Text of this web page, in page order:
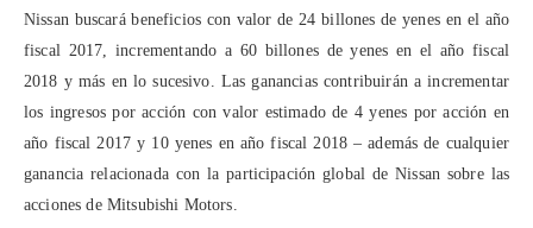
Nissan buscará beneficios con valor de 24 billones de yenes en el año
fiscal 2017, incrementando a 60 billones de yenes en el año fiscal
2018 y más en lo sucesivo. Las ganancias contribuirán a incrementar
los ingresos por acción con valor estimado de 4 yenes por acción en
año fiscal 2017 y 10 yenes en año fiscal 2018 – además de cualquier
ganancia relacionada con la participación global de Nissan sobre las
acciones de Mitsubishi Motors.